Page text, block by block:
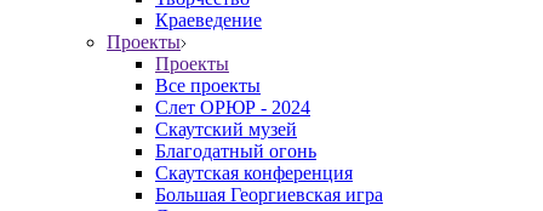
Краеведение
Проекты
Проекты
Все проекты
Слет ОРЮР - 2024
Скаутский музей
Благодатный огонь
Cкаутская конференция
Большая Георгиевская игра